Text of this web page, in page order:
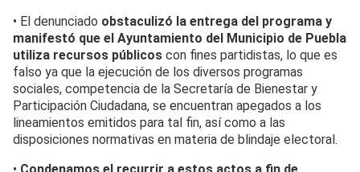
• El denunciado obstaculizó la entrega del programa y
manifestó que el Ayuntamiento del Municipio de Puebla
utiliza recursos públicos con fines partidistas, lo que es
falso ya que la ejecución de los diversos programas
sociales, competencia de la Secretaría de Bienestar y
Participación Ciudadana, se encuentran apegados a los
lineamientos emitidos para tal fin, así como a las
disposiciones normativas en materia de blindaje electoral.
• Condenamos el recurrir a estos actos a fin de